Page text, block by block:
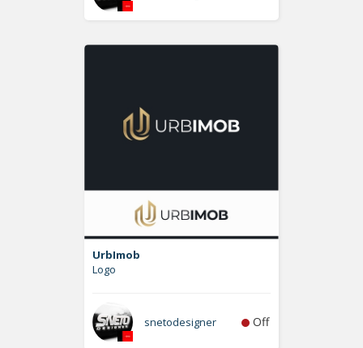
UrbImob
Logo
snetodesigner Off